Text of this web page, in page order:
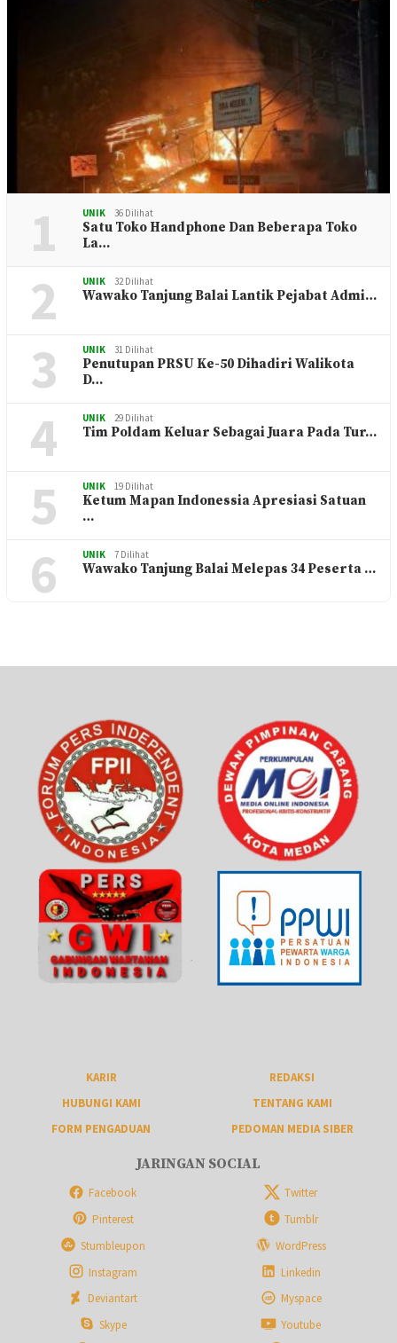
1 UNIK 36 Dilihat
Satu Toko Handphone Dan Beberapa Toko
La…
2 UNIK 32 Dilihat
Wawako Tanjung Balai Lantik Pejabat Admi…
3 UNIK 31 Dilihat
Penutupan PRSU Ke-50 Dihadiri Walikota
D…
4 UNIK 29 Dilihat
Tim Poldam Keluar Sebagai Juara Pada Tur…
5 UNIK 19 Dilihat
Ketum Mapan Indonessia Apresiasi Satuan
…
6 UNIK 7 Dilihat
Wawako Tanjung Balai Melepas 34 Peserta …
KARIR
REDAKSI
HUBUNGI KAMI
TENTANG KAMI
FORM PENGADUAN
PEDOMAN MEDIA SIBER
JARINGAN SOCIAL
Facebook
Twitter
Pinterest
Tumblr
Stumbleupon
WordPress
Instagram
Linkedin
Deviantart
Myspace
Skype
Youtube